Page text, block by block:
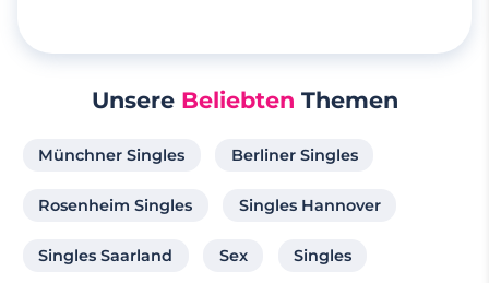
Unsere Beliebten Themen
Münchner Singles Berliner Singles
Rosenheim Singles Singles Hannover
Singles Saarland Sex Singles